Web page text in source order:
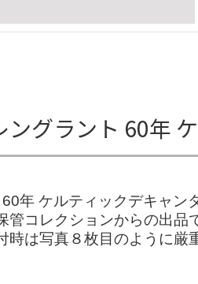
グラント 60年
年 ケルティックデキャ
コレクションからの出
時は写真８枚目のように